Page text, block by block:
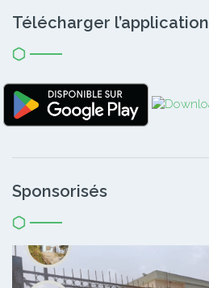
Télécharger l’application
Sponsorisés